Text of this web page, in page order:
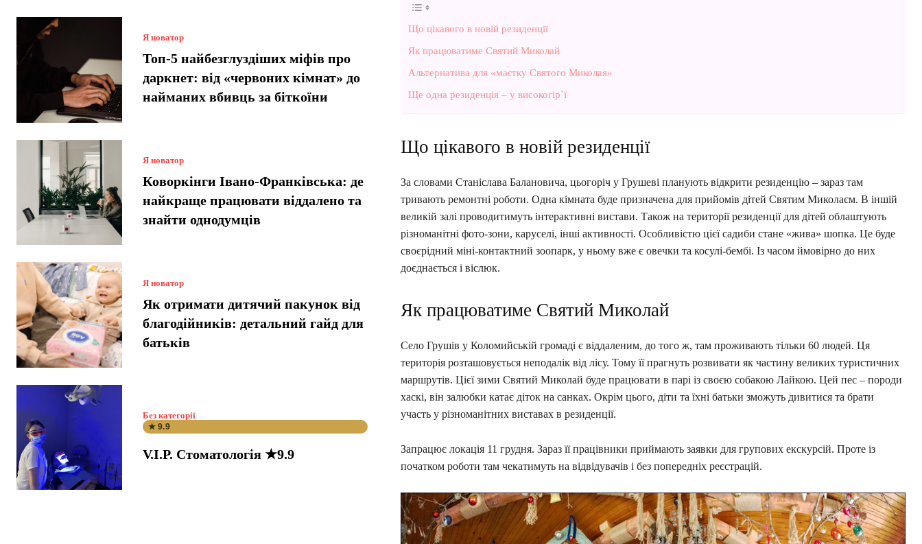
Я новатор
Топ-5 найбезглуздіших міфів про
даркнет: від «червоних кімнат» до
найманих вбивць за біткоїни
Я новатор
Коворкінги Івано-Франківська: де
найкраще працювати віддалено та
знайти однодумців
Я новатор
Як отримати дитячий пакунок від
благодійників: детальний гайд для
батьків
Без категорії
★ 9.9
V.I.P. Стоматологія ★9.9
Що цікавого в новій резиденції
Як працюватиме Святий Миколай
Альтернатива для «маєтку Святого Миколая»
Ще одна резиденція – у високогір`ї
Що цікавого в новій резиденції
За словами Станіслава Балановича, цьогоріч у Грушеві планують відкрити резиденцію – зараз там
тривають ремонтні роботи. Одна кімната буде призначена для прийомів дітей Святим Миколаєм. В іншій
великій залі проводитимуть інтерактивні вистави. Також на території резиденції для дітей облаштують
різноманітні фото-зони, каруселі, інші активності. Особливістю цієї садиби стане «жива» шопка. Це буде
своєрідний міні-контактний зоопарк, у ньому вже є овечки та косулі-бембі. Із часом ймовірно до них
доєднається і віслюк.
Як працюватиме Святий Миколай
Село Грушів у Коломийській громаді є віддаленим, до того ж, там проживають тільки 60 людей. Ця
територія розташовується неподалік від лісу. Тому її прагнуть розвивати як частину великих туристичних
маршрутів. Цієї зими Святий Миколай буде працювати в парі із своєю собакою Лайкою. Цей пес – породи
хаскі, він залюбки катає діток на санках. Окрім цього, діти та їхні батьки зможуть дивитися та брати
участь у різноманітних виставах в резиденції.
Запрацює локація 11 грудня. Зараз її працівники приймають заявки для групових екскурсій. Проте із
початком роботи там чекатимуть на відвідувачів і без попередніх реєстрацій.